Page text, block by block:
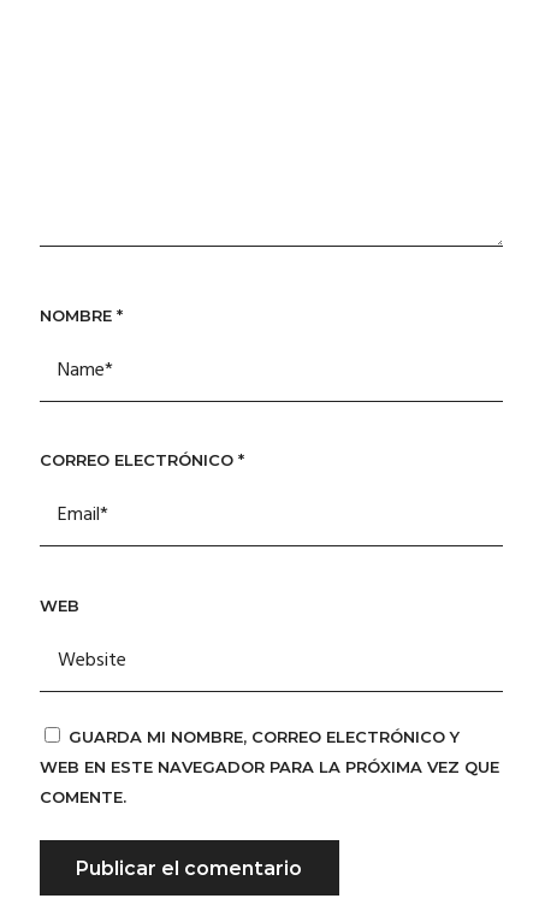
NOMBRE *
CORREO ELECTRÓNICO *
WEB
GUARDA MI NOMBRE, CORREO ELECTRÓNICO Y
WEB EN ESTE NAVEGADOR PARA LA PRÓXIMA VEZ QUE
COMENTE.